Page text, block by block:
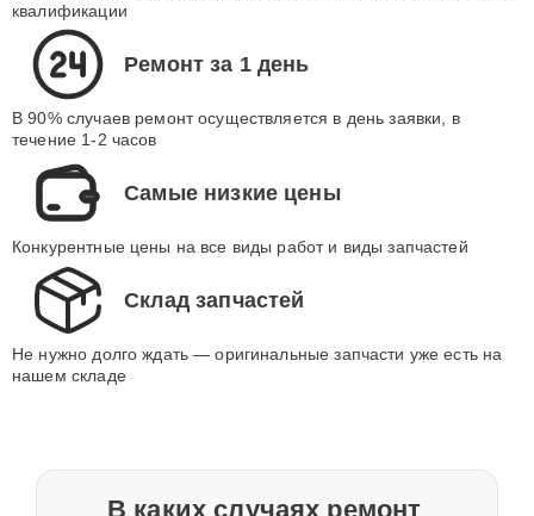
квалификации
Ремонт за 1 день
В 90% случаев ремонт осуществляется в день заявки, в
течение 1-2 часов
Самые низкие цены
Конкурентные цены на все виды работ и виды запчастей
Склад запчастей
Не нужно долго ждать — оригинальные запчасти уже есть на
нашем складе
В каких случаях ремонт